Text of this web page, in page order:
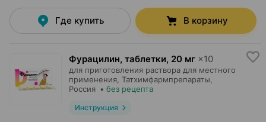
Где купить В корзину
Фурацилин, таблетки, 20 мг ×10
для приготовления раствора для местного
применения, Татхимфармпрепараты
Россия • без рецепта
Инструкция